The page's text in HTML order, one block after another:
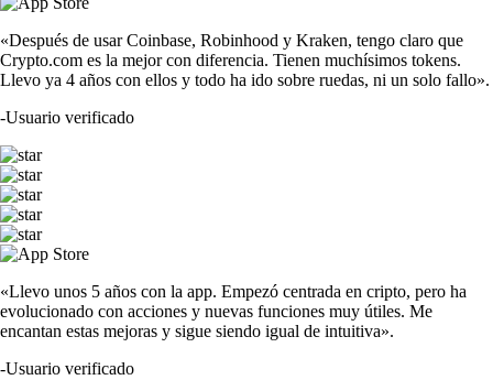
«Después de usar Coinbase, Robinhood y Kraken, tengo claro que
Crypto.com es la mejor con diferencia. Tienen muchísimos tokens.
Llevo ya 4 años con ellos y todo ha ido sobre ruedas, ni un solo fallo».
-Usuario verificado
«Llevo unos 5 años con la app. Empezó centrada en cripto, pero ha
evolucionado con acciones y nuevas funciones muy útiles. Me
encantan estas mejoras y sigue siendo igual de intuitiva».
-Usuario verificado